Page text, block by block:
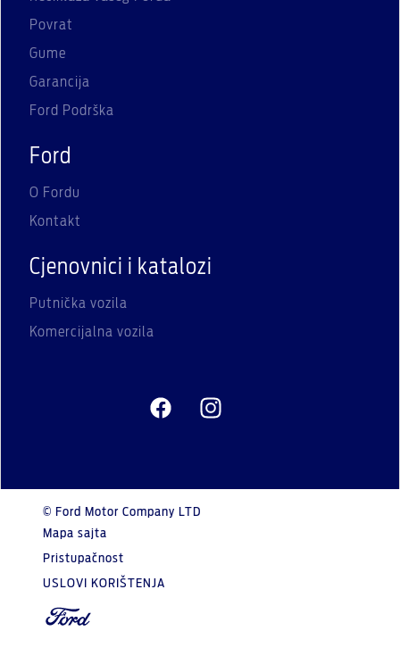
Povrat
Gume
Garancija
Ford Podrška
Ford
O Fordu
Kontakt
Cjenovnici i katalozi
Putnička vozila
Komercijalna vozila
© Ford Motor Company LTD
Mapa sajta
Pristupačnost
USLOVI KORIŠTENJA